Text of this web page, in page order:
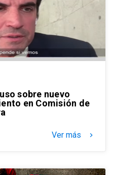
sobre nuevo
en Comisión de
Ver más keyboard_arrow_right